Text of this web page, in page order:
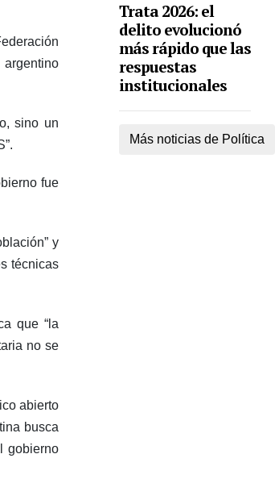
sino un
fue
y
técnicas
que “la
no se
abierto
busca
gobierno
Trata 2026: el
delito evolucionó
más rápido que las
respuestas
institucionales
Más noticias de Política